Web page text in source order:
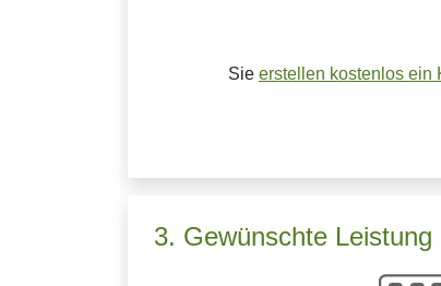
Sie erstellen kostenlos ein
3. Gewünschte Leistung